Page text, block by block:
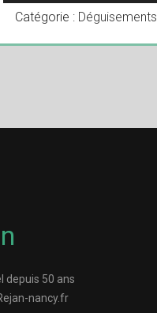
Catégorie : Déguisements
depuis 50 ans
nancy.fr